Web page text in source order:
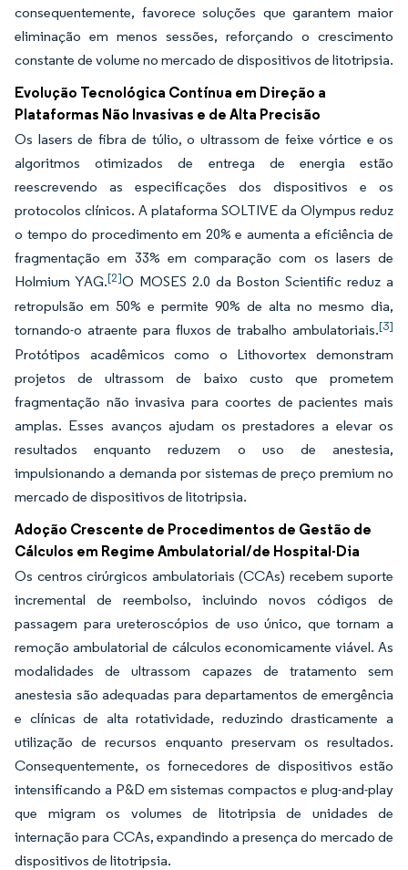
consequentemente, favorece soluções que garantem maior
eliminação em menos sessões, reforçando o crescimento
constante de volume no mercado de dispositivos de litotripsia.
Evolução Tecnológica Contínua em Direção a
Plataformas Não Invasivas e de Alta Precisão
Os lasers de fibra de túlio, o ultrassom de feixe vórtice e os
algoritmos otimizados de entrega de energia estão
reescrevendo as especificações dos dispositivos e os
protocolos clínicos. A plataforma SOLTIVE da Olympus reduz
o tempo do procedimento em 20% e aumenta a eficiência de
fragmentação em 33% em comparação com os lasers de
Holmium YAG.[2]O MOSES 2.0 da Boston Scientific reduz a
retropulsão em 50% e permite 90% de alta no mesmo dia,
tornando-o atraente para fluxos de trabalho ambulatoriais.[3]
Protótipos acadêmicos como o Lithovortex demonstram
projetos de ultrassom de baixo custo que prometem
fragmentação não invasiva para coortes de pacientes mais
amplas. Esses avanços ajudam os prestadores a elevar os
resultados enquanto reduzem o uso de anestesia,
impulsionando a demanda por sistemas de preço premium no
mercado de dispositivos de litotripsia.
Adoção Crescente de Procedimentos de Gestão de
Cálculos em Regime Ambulatorial/de Hospital-Dia
Os centros cirúrgicos ambulatoriais (CCAs) recebem suporte
incremental de reembolso, incluindo novos códigos de
passagem para ureteroscópios de uso único, que tornam a
remoção ambulatorial de cálculos economicamente viável. As
modalidades de ultrassom capazes de tratamento sem
anestesia são adequadas para departamentos de emergência
e clínicas de alta rotatividade, reduzindo drasticamente a
utilização de recursos enquanto preservam os resultados.
Consequentemente, os fornecedores de dispositivos estão
intensificando a P&D em sistemas compactos e plug-and-play
que migram os volumes de litotripsia de unidades de
internação para CCAs, expandindo a presença do mercado de
dispositivos de litotripsia.